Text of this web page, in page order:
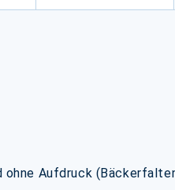
Aufdruck